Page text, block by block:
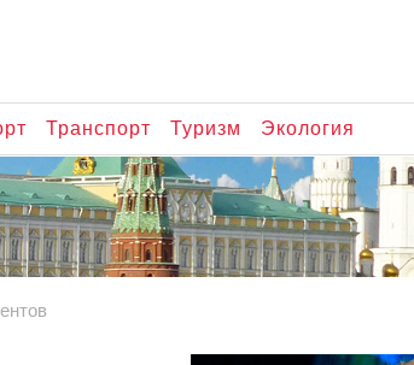
Транспорт Туризм Экология